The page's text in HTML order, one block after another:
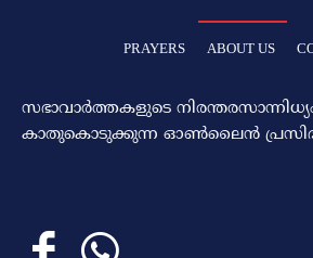
PRAYERS ABOUT US
സഭാവാര്‍ത്തകളുടെ
കാതുകൊടുക്കുന്ന ഓണ്‍ലൈന്‍